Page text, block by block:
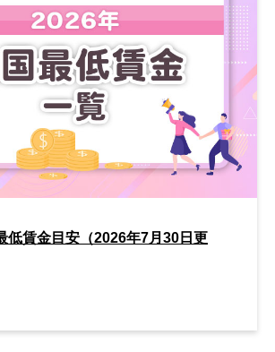
低賃金目安（2026年7月30日更